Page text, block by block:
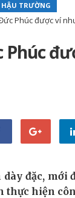
HẬU TRƯỜNG
Phúc được ví
Phúc
đặc, mới
thực hiện